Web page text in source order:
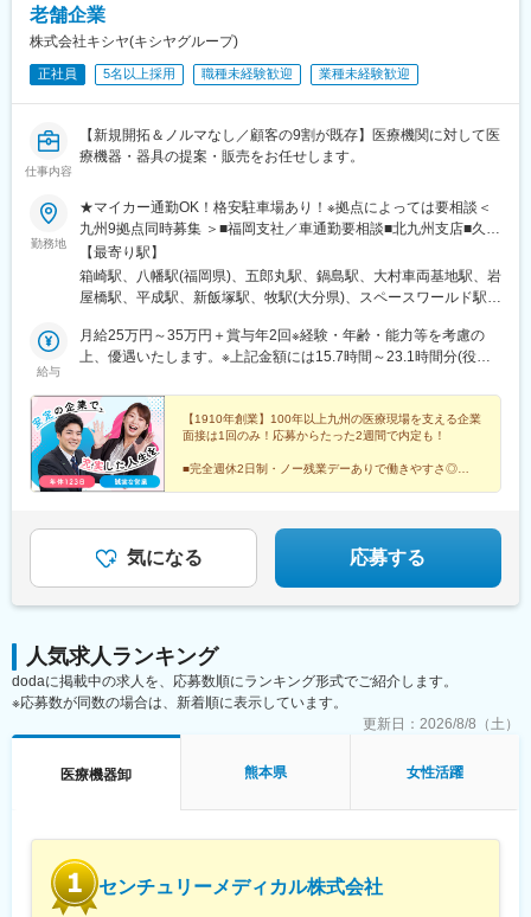
意しています。具体的には下記になります。
1か月目：座学研修(業界・製品・医学に関する基礎知識)
3か月目：座学研修(製品・医学に関する専門知識)、営業ロールプ
【担当エリア】
※基本は3県を直行直帰で営業していただくイメージです。
【組織構成・社風】
営業所長(40代)の下、管理職（30代）、3名(30代～50代)の営業職
の方が在籍しております。
ており、困ったときは先輩や上司に対して気さくに相談できる環
境があります。
組織です。
【業績達成のインセンティブについて】
■支給率：営業社員全体の87％に及びます。
■営業インセンティブ：目標予算100%達成時に年収の約16％(約
【業務のやりがい】
医療のプロである医師と折衝するため、高いレベルの知識や営業
力が求められますが、顧客ニーズに応えられたとき、直接感謝の
肌で感じることができます。
変更の範囲：会社の定める業務
老舗企業
株式会社キシヤ(キシヤグループ)
正社員 5名以上採用 職種未経験歓迎 業種未経験歓迎
仕事内容
【新規開拓＆ノルマなし／顧客の9割が既存】医療機関に対して医
療機器・器具の提案・販売をお任せします。
勤務地
★マイカー通勤OK！格安駐車場あり！※拠点によっては要相談＜
九州9拠点同時募集 ＞■福岡支社／車通勤要相談■北九州支店■久留
米支店■佐賀営業所■大村営業所■長崎営業所■熊本営業所／車通勤
要相談■飯塚営業所■大分営業所◎勤務先により直行直帰可な場合
もあり◎希望を考慮し配属先を決定します。◎借り上げ社宅制度
た場合にのみ適用
【最寄り駅】
箱崎駅、八幡駅(福岡県)、五郎丸駅、鍋島駅、大村車両基地駅、岩
屋橋駅、平成駅、新飯塚駅、牧駅(大分県)、スペースワールド駅、
給与
月給25万円～35万円＋賞与年2回※経験・年齢・能力等を考慮の
上、優遇いたします。※上記金額には15.7時間～23.1時間分(役職
過分は、追加支給いたします。※上記金額には一律手当の営業手当
（3.8万円）、住宅手当（1.15万円）、その他手当が含まれていま
す。＜月収例＞未経験1年目/初任給：275,800円（月給250,000円
+交通費25,800円）
【1910年創業】100年以上九州の医療現場を支える企業
面接は1回のみ！応募からたった2週間で内定も！
■完全週休2日制・ノー残業デーありで働きやすさ◎
気になる 応募する
人気求人ランキング
dodaに掲載中の求人を、応募数順にランキング形式でご紹介します。
※応募数が同数の場合は、新着順に表示しています。
更新日： 2026/8/8（土）
医療機器卸 熊本県 女性活躍
センチュリーメディカル株式会社